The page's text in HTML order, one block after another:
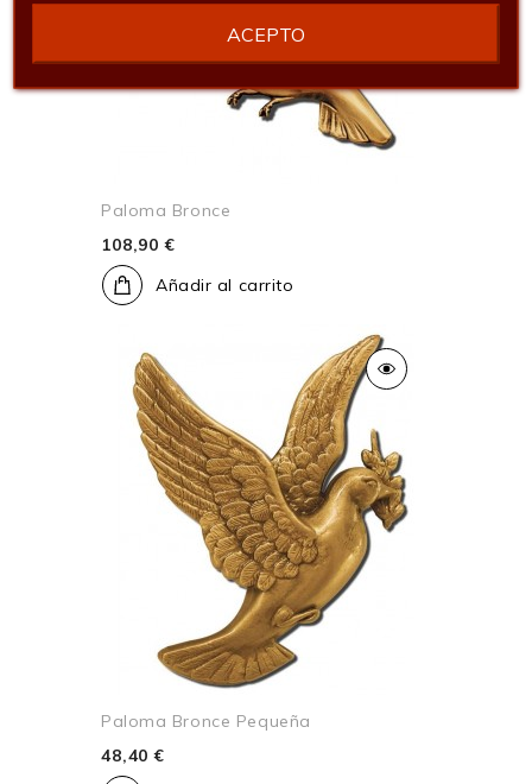
Paloma Bronce
108,90 €
Añadir al carrito
Paloma Bronce Pequeña
48,40 €
ACEPTO